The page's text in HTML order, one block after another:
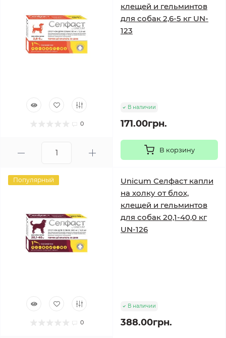
0
клещей и гельминтов
для собак 2,6-5 кг UN-
123
В наличии
171.00грн.
В корзину
Популярный
0
Unicum Селфаст капли
на холку от блох,
клещей и гельминтов
для собак 20,1-40,0 кг
UN-126
В наличии
388.00грн.